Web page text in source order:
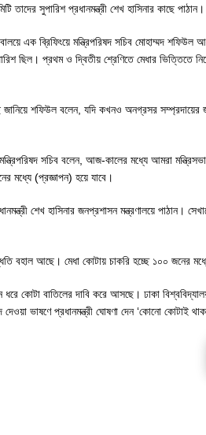
তাদের সুপারিশ প্রধানমন্ত্রী শেখ হাসিনার কাছে পাঠান।
এক ব্রিফিংয়ে মন্ত্রিপরিষদ সচিব মোহাম্মদ শফিউল
ছিল। প্রথম ও দ্বিতীয় শ্রেণিতে মেধার ভিত্তিতে
জানিয়ে শফিউল বলেন, যদি কখনও অনগ্রসর
মন্ত্রিপরিষদ সচিব বলেন, আজ-কালের মধ্যে আমরা
মধ্যে (প্রজ্ঞাপন) হয়ে যাবে।
শেখ হাসিনার জনপ্রশাসন মন্ত্রণালয়ে পাঠান।
বহাল আছে। মেধা কোটায় চাকরি হচ্ছে ১০০ জনের
ধরে কোটা বাতিলের দাবি করে আসছে। ঢাকা
ভাষণে প্রধানমন্ত্রী ঘোষণা দেন ‘কোনো কোটাই